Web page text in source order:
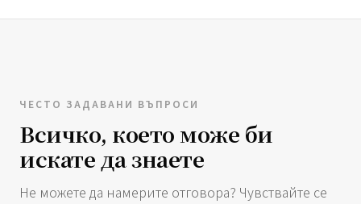
ЧЕСТО ЗАДАВАНИ ВЪПРОСИ
Всичко, което може би
искате да знаете
Не можете да намерите отговора? Чувствайте се